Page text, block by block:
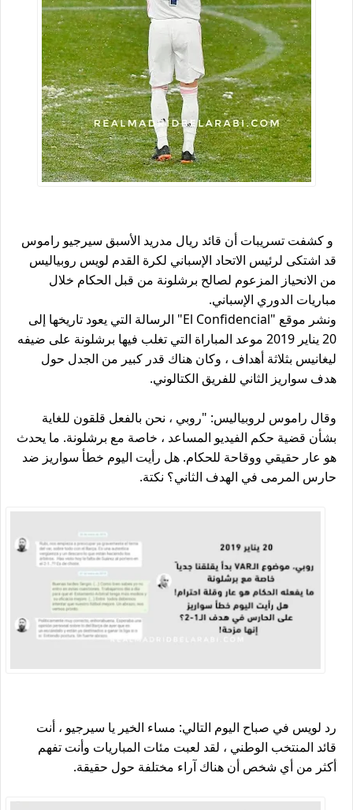
و كشفت تسريبات أن قائد ريال مدريد الأسبق سيرجيو راموس
قد اشتكى لرئيس الاتحاد الإسباني لكرة القدم لويس روبياليس
من الانحياز المزعوم لصالح برشلونة من قبل الحكام خلال
مباريات الدوري الإسباني.
ونشر موقع "El Confidencial" الرسالة التي يعود تاريخها إلى
20 يناير 2019 موعد المباراة التي تغلب فيها برشلونة على ضيفه
ليغانيس بثلاثة أهداف ، وكان هناك قدر كبير من الجدل حول
هدف سواريز الثاني للفريق الكتالوني.
وقال راموس لروبياليس: "روبي ، نحن بالفعل قلقون للغاية
بشأن قضية حكم الفيديو المساعد ، خاصة مع برشلونة. ما يحدث
هو عار حقيقي ووقاحة للحكام. هل رأيت اليوم خطأ سواريز ضد
حارس المرمى في الهدف الثاني؟ نكتة.
رد لويس في صباح اليوم التالي: مساء الخير يا سيرجيو ، أنت
قائد المنتخب الوطني ، لقد لعبت مئات المباريات وأنت تفهم
أكثر من أي شخص أن هناك آراء مختلفة حول حقيقة.